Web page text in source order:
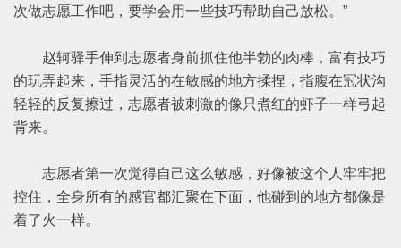
次做志愿工作吧，要学会用一些技巧帮助自己放松。”
赵轲驿手伸到志愿者身前抓住他半勃的肉棒，富有技巧
的玩弄起来，手指灵活的在敏感的地方揉捏，指腹在冠状沟
轻轻的反复擦过，志愿者被刺激的像只煮红的虾子一样弓起
背来。
志愿者第一次觉得自己这么敏感，好像被这个人牢牢把
控住，全身所有的感官都汇聚在下面，他碰到的地方都像是
着了火一样。